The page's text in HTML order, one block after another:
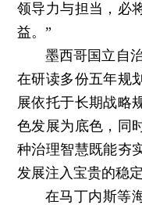
领导力与担当，必
益。”
墨西哥国立自
在研读多份五年规
展依托于长期战略
色发展为底色，同
种治理智慧既能夯
发展注入宝贵的稳
在马丁内斯等